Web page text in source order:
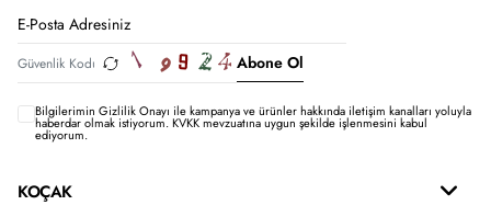
Abone Ol
Bilgilerimin Gizlilik Onayı ile kampanya ve ürünler hakkında iletişim kanalları yoluyla
haberdar olmak istiyorum.KVKK mevzuatına uygun şekilde işlenmesini kabul
ediyorum.
KOÇAK